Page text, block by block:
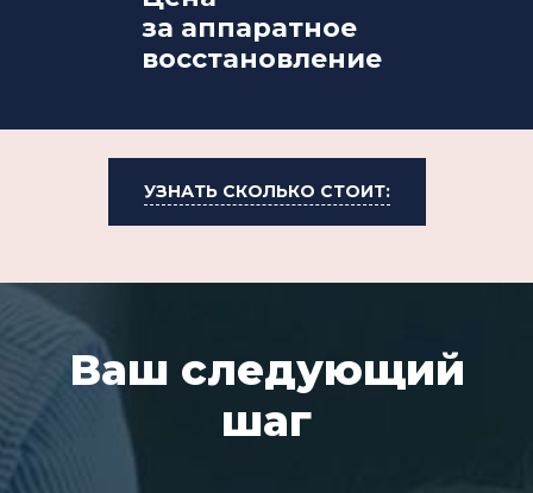
за аппаратное
восстановление
УЗНАТЬ СКОЛЬКО СТОИТ:
Ваш следующий
шаг